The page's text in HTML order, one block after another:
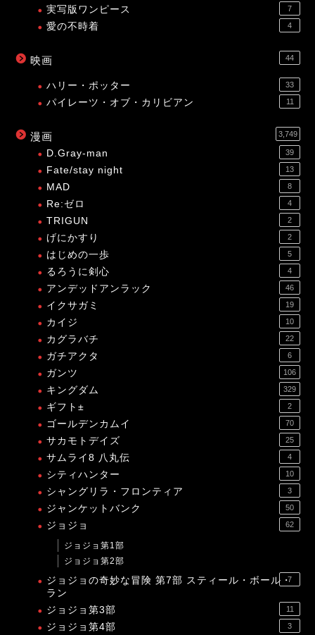
実写版ワンピース 7
愛の不時着 4
映画 44
ハリー・ポッター 33
パイレーツ・オブ・カリビアン 11
漫画 3,749
D.Gray-man 39
Fate/stay night 13
MAD 8
Re:ゼロ 4
TRIGUN 2
げにかすり 2
はじめの一歩 5
るろうに剣心 4
アンデッドアンラック 46
イクサガミ 19
カイジ 10
カグラバチ 22
ガチアクタ 6
ガンツ 106
キングダム 329
ギフト± 2
ゴールデンカムイ 70
サカモトデイズ 25
サムライ8 八丸伝 4
シティハンター 10
シャングリラ・フロンティア 3
ジャンケットバンク 50
ジョジョ 62
ジョジョ第1部
ジョジョ第2部
ジョジョの奇妙な冒険 第7部 スティール・ボール・
ラン
7
ジョジョ第3部 11
ジョジョ第4部 3